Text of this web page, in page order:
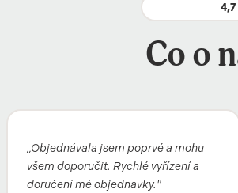
4,7
Co o
„Objednávala jsem poprvé a mohu
všem doporučit. Rychlé vyřízení a
doručení mé objednavky."